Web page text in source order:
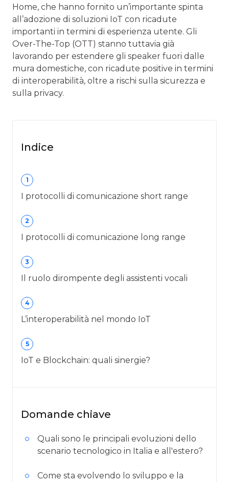
Home, che hanno fornito un’importante spinta
all’adozione di soluzioni IoT con ricadute
importanti in termini di esperienza utente. Gli
Over-The-Top (OTT) stanno tuttavia già
lavorando per estendere gli speaker fuori dalle
mura domestiche, con ricadute positive in termini
di interoperabilità, oltre a rischi sulla sicurezza e
sulla privacy.
Indice
1
I protocolli di comunicazione short range
2
I protocolli di comunicazione long range
3
Il ruolo dirompente degli assistenti vocali
4
L’interoperabilità nel mondo IoT
5
IoT e Blockchain: quali sinergie?
Domande chiave
Quali sono le principali evoluzioni dello
scenario tecnologico in Italia e all'estero?
Come sta evolvendo lo sviluppo e la